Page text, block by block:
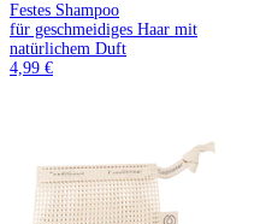
Festes Shampoo
für geschmeidiges Haar mit
natürlichem Duft
4,99 €